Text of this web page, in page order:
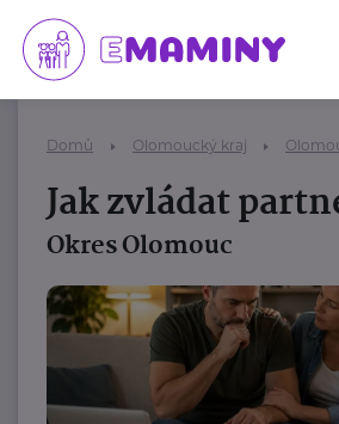
Domů Olomoucký kraj
Jak zvládat
Okres Olomouc